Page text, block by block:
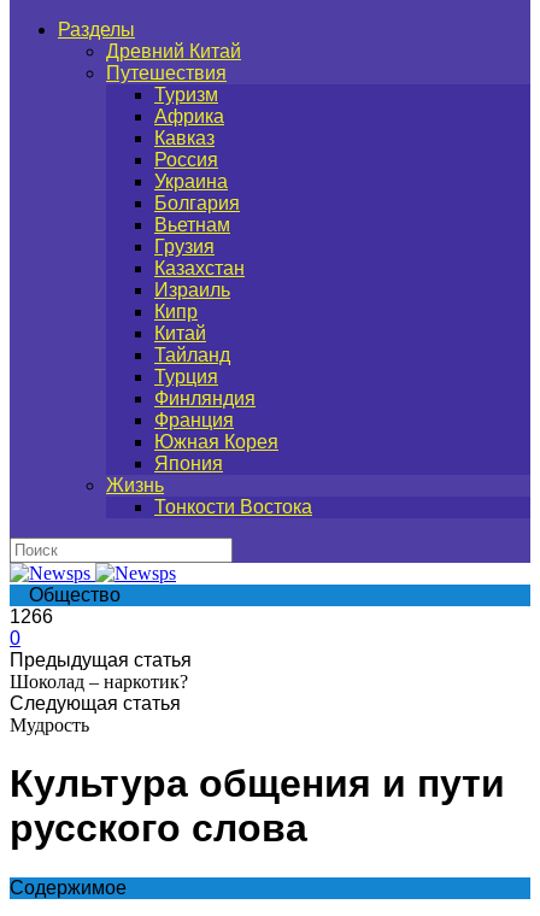
Разделы
Древний Китай
Путешествия
Туризм
Африка
Кавказ
Россия
Украина
Болгария
Вьетнам
Грузия
Казахстан
Израиль
Кипр
Китай
Тайланд
Турция
Финляндия
Франция
Южная Корея
Япония
Жизнь
Тонкости Востока
Общество
1266
0
Предыдущая статья
Шоколад – наркотик?
Следующая статья
Мудрость
Культура общения и пути
русского слова
Содержимое